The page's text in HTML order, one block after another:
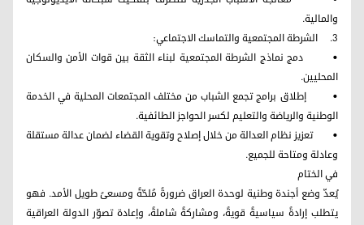
والمالية.
3. الشرطة المجتمعية والتماسك الاجتماعي:
• دمج نماذج الشرطة المجتمعية لبناء الثقة بين قوات الأمن والسكان
المحليين.
• إطلاق برامج تجمع الشباب من مختلف المجتمعات المحلية في الخدمة
الوطنية والرياضة والتعليم لكسر الحواجز الطائفية.
• تعزيز نظام العدالة من خلال إصلاح وتقوية القضاء لضمان عدالة مستقلة
وعادلة ومتاحة للجميع.
في الختام
يُعدّ وضع أجندة وطنية لوحدة العراق ضرورةً مُلحّةً ومسعىً طويل الأمد. فهو
يتطلب إرادةً سياسيةً قويةً، ومشاركةً شاملةً، وإعادة تصوّر الدولة العراقية